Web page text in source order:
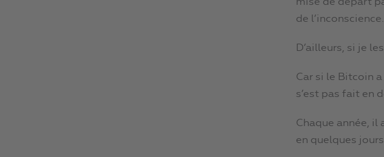
mise de départ
de l’inconscience.
D’ailleurs, si je
Car si le Bitcoin
s’est pas fait en
Chaque année, il
en quelques